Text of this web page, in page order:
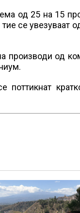
од 25 на 15
се увезуваат
производи од